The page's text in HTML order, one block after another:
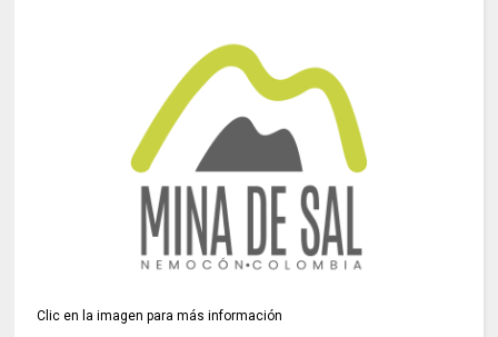
Clic en la imagen para más información